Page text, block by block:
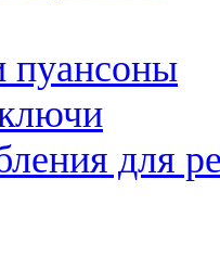
пуансоны
для